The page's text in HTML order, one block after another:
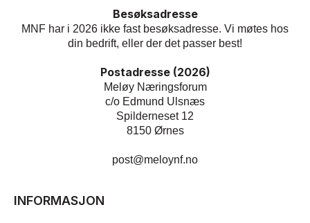
Besøksadresse
MNF har i 2026 ikke fast besøksadresse. Vi møtes hos
din bedrift, eller der det passer best!
Postadresse (2026)
Meløy Næringsforum
c/o Edmund Ulsnæs
Spilderneset 12
8150 Ørnes
post@meloynf.no
INFORMASJON